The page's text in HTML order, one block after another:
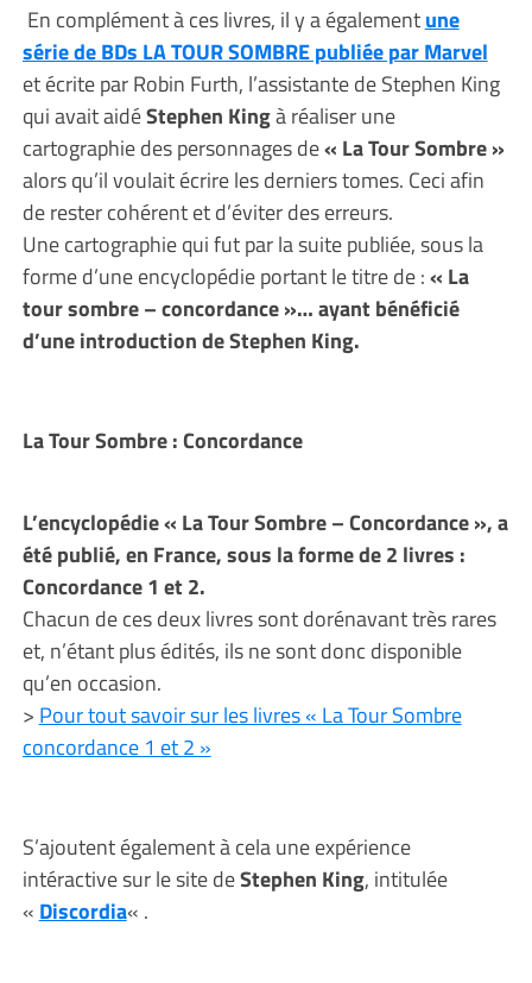
En complément à ces livres, il y a égalementune
série de BDs LA TOUR SOMBRE publiée par Marvel
et écrite par Robin Furth, l’assistante de Stephen King
qui avait aidéStephen Kingà réaliser une
cartographie des personnages de« La Tour Sombre »
alors qu’il voulait écrire les derniers tomes. Ceci afin
de rester cohérent et d’éviter des erreurs.
Une cartographie qui fut par la suite publiée, sous la
forme d’une encyclopédie portant le titre de :« La
tour sombre – concordance »… ayant bénéficié
d’une introduction de Stephen King.
La Tour Sombre : Concordance
L’encyclopédie « La Tour Sombre – Concordance », a
été publié, en France, sous la forme de 2 livres :
Concordance 1 et 2.
Chacun de ces deux livres sont dorénavant très rares
et, n’étant plus édités, ils ne sont donc disponible
qu’en occasion.
> Pour tout savoir sur les livres « La Tour Sombre
concordance 1 et 2 »
S’ajoutent également à cela une expérience
intéractive sur le site deStephen King, intitulée
« Discordia« .